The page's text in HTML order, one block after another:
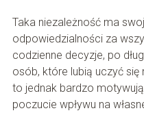
Taka niezależność ma
odpowiedzialności za
codzienne decyzje, po
osób, które lubią uczyć
to jednak bardzo
poczucie wpływu na